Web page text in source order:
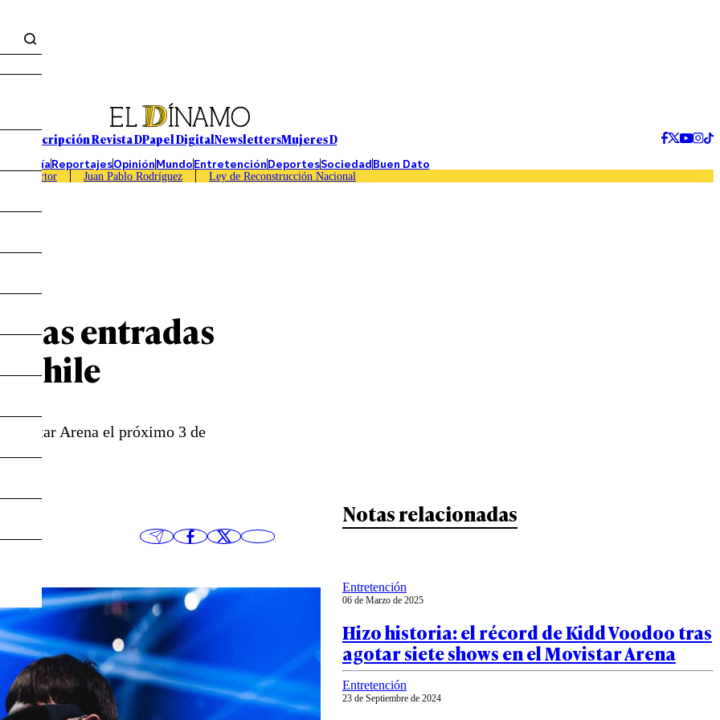
Suscripción Revista DPapel DigitalNewslettersMujeres D
EconomíaReportajesOpiniónMundoEntretenciónDeportesSociedadBuen Dato
Caso Sartor Juan Pablo Rodríguez Ley de Reconstrucción Nacional
las entradas
Chile
Arena el próximo 3 de
Notas relacionadas
Entretención
06 de Marzo de 2025
Hizo historia: el récord de Kidd Voodoo tras
agotar siete shows en el Movistar Arena
Entretención
23 de Septiembre de 2024